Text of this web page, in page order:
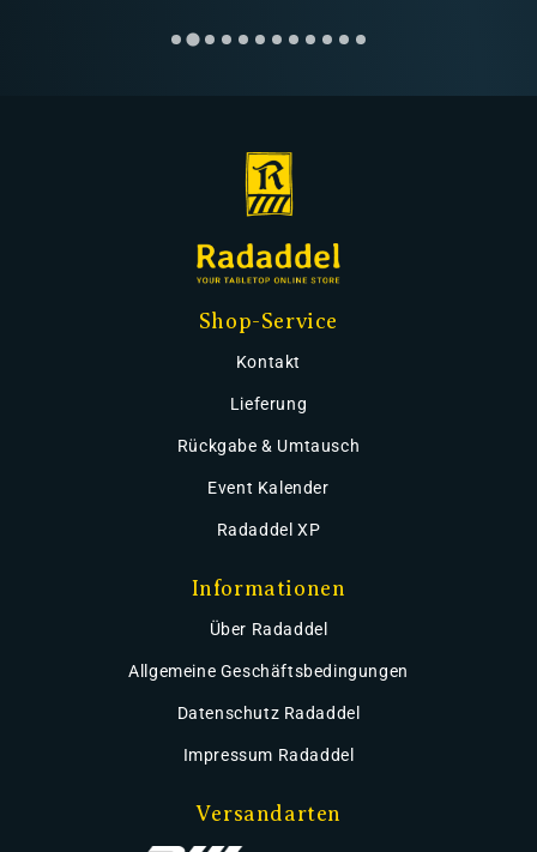
Shop-Service
Kontakt
Lieferung
Rückgabe & Umtausch
Event Kalender
Radaddel XP
Informationen
Über Radaddel
Allgemeine Geschäftsbedingungen
Datenschutz Radaddel
Impressum Radaddel
Versandarten